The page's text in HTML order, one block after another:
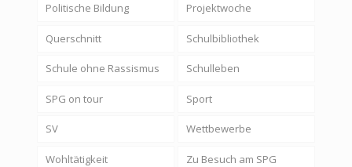
Politische Bildung Projektwoche
Querschnitt Schulbibliothek
Schule ohne Rassismus Schulleben
SPG on tour Sport
SV Wettbewerbe
Wohltätigkeit Zu Besuch am SPG